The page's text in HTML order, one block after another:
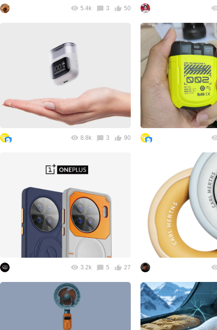
5.4k 3 50
8.8k 3 90
3.2k 5 27